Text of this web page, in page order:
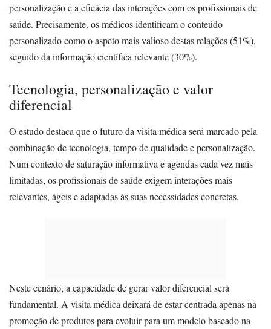
personalização e a eficácia das interações com os profissionais de
saúde. Precisamente, os médicos identificam o conteúdo
personalizado como o aspeto mais valioso destas relações (51%),
seguido da informação científica relevante (30%).
Tecnologia, personalização e valor
diferencial
O estudo destaca que o futuro da visita médica será marcado pela
combinação de tecnologia, tempo de qualidade e personalização.
Num contexto de saturação informativa e agendas cada vez mais
limitadas, os profissionais de saúde exigem interações mais
relevantes, ágeis e adaptadas às suas necessidades concretas.
Neste cenário, a capacidade de gerar valor diferencial será
fundamental. A visita médica deixará de estar centrada apenas na
promoção de produtos para evoluir para um modelo baseado na